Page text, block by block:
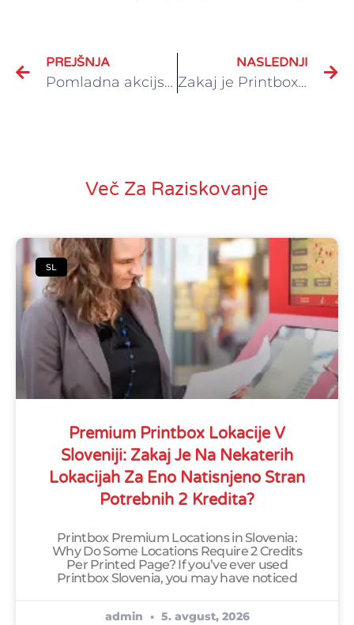
PREJŠNJA
Pomladna akcijska ponudba.
NASLEDNJI
Zakaj je Printbox prava izbira za tiskanje dokumentov?
Več Za Raziskovanje
SL
Premium Printbox Lokacije V
Sloveniji: Zakaj Je Na Nekaterih
Lokacijah Za Eno Natisnjeno Stran
Potrebnih 2 Kredita?
Printbox Premium Locations in Slovenia:
Why Do Some Locations Require 2 Credits
Per Printed Page? If you’ve ever used
Printbox Slovenia, you may have noticed
admin 5. avgust, 2026